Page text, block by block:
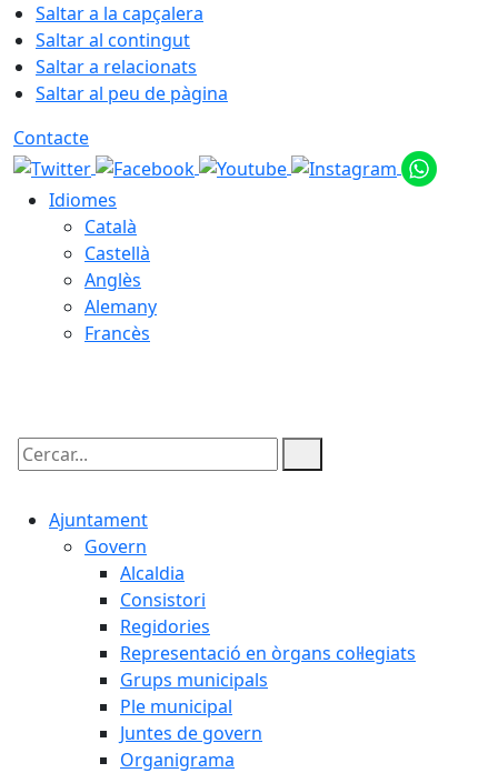
Saltar a la capçalera
Saltar al contingut
Saltar a relacionats
Saltar al peu de pàgina
Contacte
Idiomes
Català
Castellà
Anglès
Alemany
Francès
Cercar:
Ajuntament
Govern
Alcaldia
Consistori
Regidories
Representació en òrgans col·legiats
Grups municipals
Ple municipal
Juntes de govern
Organigrama